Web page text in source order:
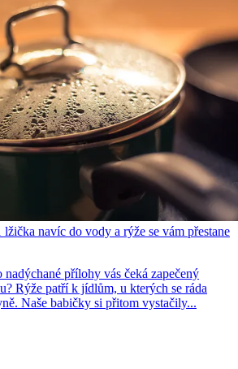
navíc do vody a rýže se vám přestane
přílohy vás čeká zapečený
Rýže patří k jídlům, u kterých se ráda
Naše babičky si přitom vystačily...